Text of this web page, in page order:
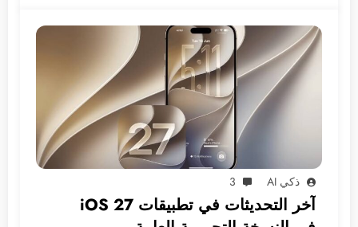
ذكي AI 3
آخر التحديثات في تطبيقات iOS 27